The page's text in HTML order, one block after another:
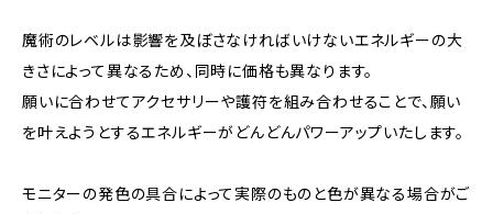
魔術のレベルは影響を及ぼさなければいけないエネルギーの大
きさによって異なるため、同時に価格も異なります。
願いに合わせてアクセサリーや護符を組み合わせることで、願い
を叶えようとするエネルギーがどんどんパワーアップいたします。
モニターの発色の具合によって実際のものと色が異なる場合がご